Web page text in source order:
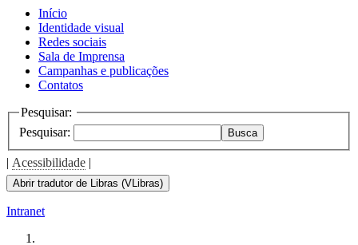
Início
Identidade visual
Redes sociais
Sala de Imprensa
Campanhas e publicações
Contatos
Pesquisar:
Pesquisar:
Busca
| Acessibilidade |
Abrir tradutor de Libras (VLibras)
Intranet